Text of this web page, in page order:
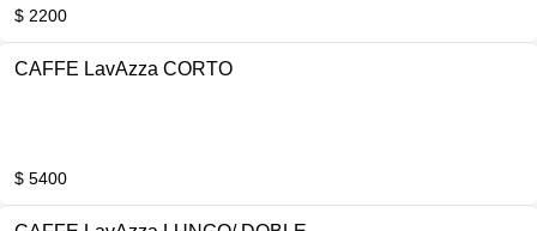
$ 2200
CAFFE LavAzza CORTO
$ 5400